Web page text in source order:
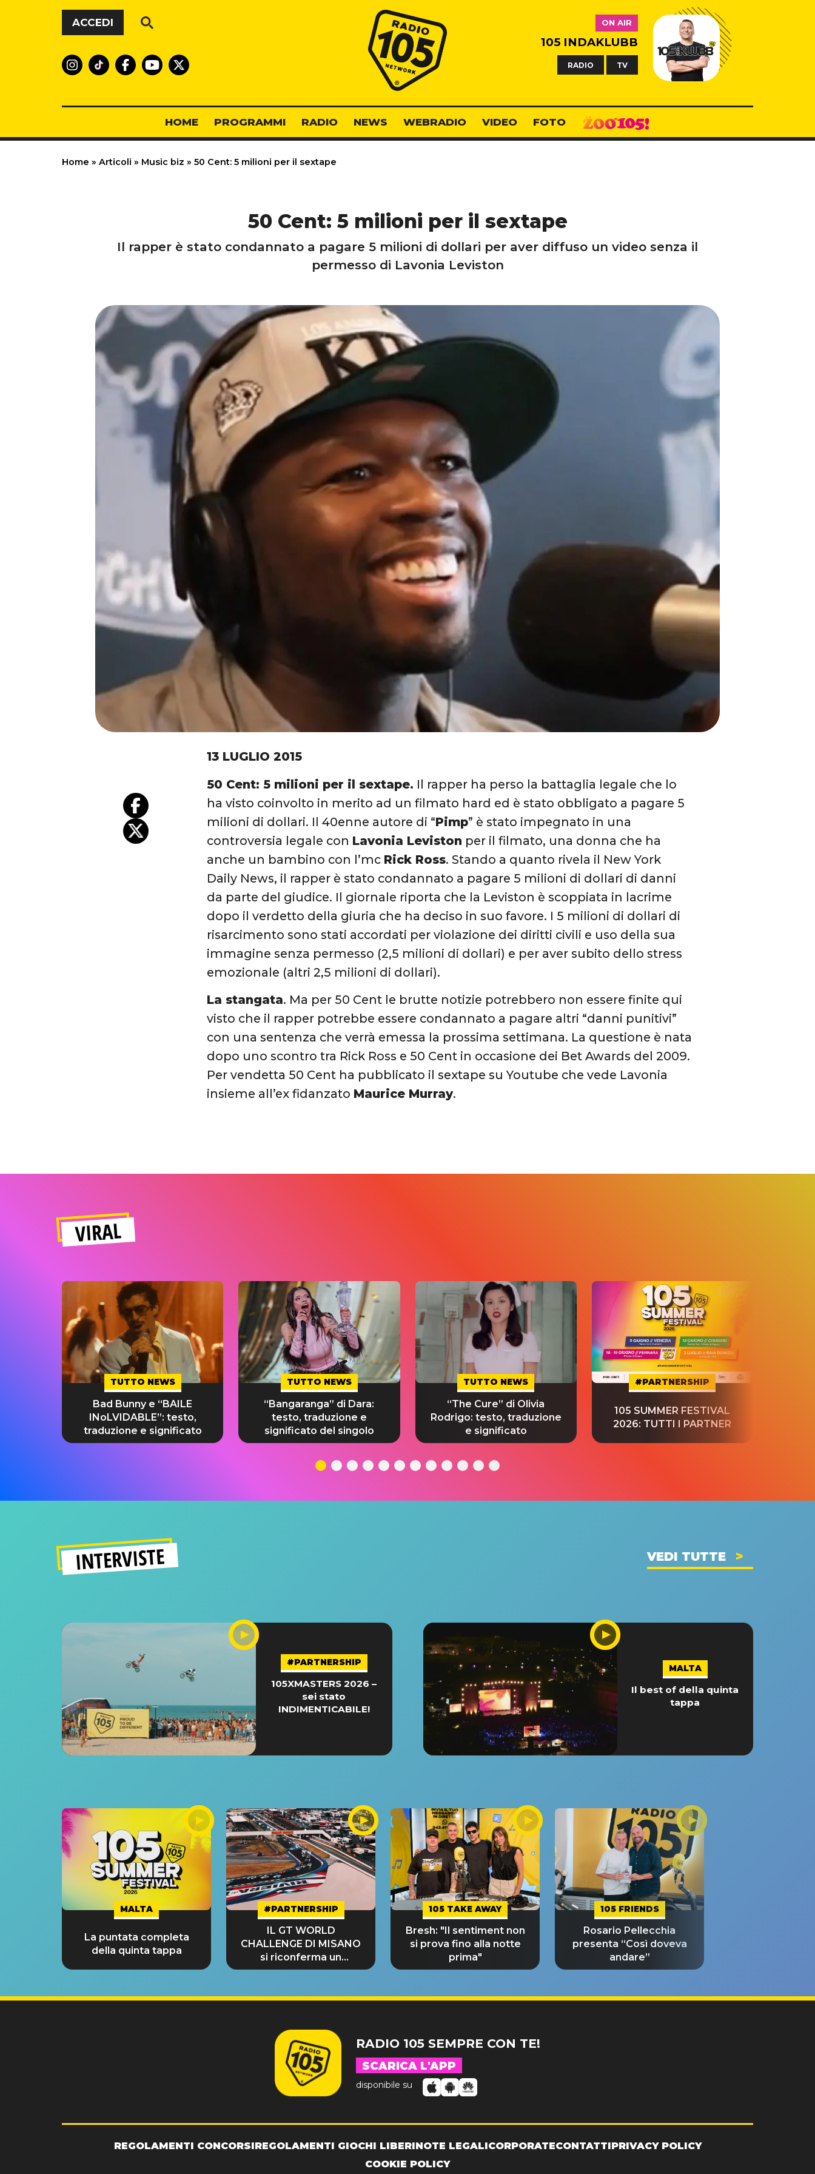
Vai al contenuto
ACCEDI
Radio 105
ON AIR
105 INDAKLUBB
RADIO TV
HOME PROGRAMMI RADIO NEWS WEBRADIO VIDEO FOTO
Home » Articoli » Music biz » 50 Cent: 5 milioni per il sextape
50 Cent: 5 milioni per il sextape
Il rapper è stato condannato a pagare 5 milioni di dollari per aver diffuso un video senza il
permesso di Lavonia Leviston
13 LUGLIO 2015
50 Cent: 5 milioni per il sextape. Il rapper ha perso la battaglia legale che lo
ha visto coinvolto in merito ad un filmato hard ed è stato obbligato a pagare 5
milioni di dollari. Il 40enne autore di “Pimp” è stato impegnato in una
controversia legale con Lavonia Leviston per il filmato, una donna che ha
anche un bambino con l’mc Rick Ross. Stando a quanto rivela il New York
Daily News, il rapper è stato condannato a pagare 5 milioni di dollari di danni
da parte del giudice. Il giornale riporta che la Leviston è scoppiata in lacrime
dopo il verdetto della giuria che ha deciso in suo favore. I 5 milioni di dollari di
risarcimento sono stati accordati per violazione dei diritti civili e uso della sua
immagine senza permesso (2,5 milioni di dollari) e per aver subito dello stress
emozionale (altri 2,5 milioni di dollari).
La stangata. Ma per 50 Cent le brutte notizie potrebbero non essere finite qui
visto che il rapper potrebbe essere condannato a pagare altri “danni punitivi”
con una sentenza che verrà emessa la prossima settimana. La questione è nata
dopo uno scontro tra Rick Ross e 50 Cent in occasione dei Bet Awards del 2009.
Per vendetta 50 Cent ha pubblicato il sextape su Youtube che vede Lavonia
insieme all’ex fidanzato Maurice Murray.
VIRAL
TUTTO NEWS
Bad Bunny e “BAILE
INoLVIDABLE”: testo,
traduzione e significato
TUTTO NEWS
“Bangaranga” di Dara:
testo, traduzione e
significato del singolo
TUTTO NEWS
“The Cure” di Olivia
Rodrigo: testo, traduzione
e significato
#PARTNERSHIP
105 SUMMER FESTIVAL
2026: TUTTI I PARTNER
INTERVISTE VEDI TUTTE
#PARTNERSHIP
105XMASTERS 2026 –
sei stato
INDIMENTICABILE!
MALTA
Il best of della quinta
tappa
MALTA
La puntata completa
della quinta tappa
#PARTNERSHIP
IL GT WORLD
CHALLENGE DI MISANO
si riconferma un
GRANDE SUCCESSO!
105 TAKE AWAY
Bresh: "Il sentiment non
si prova fino alla notte
prima"
105 FRIENDS
Rosario Pellecchia
presenta “Così doveva
andare”
RADIO 105 SEMPRE CON TE!
SCARICA L'APP
disponibile su
REGOLAMENTI CONCORSIREGOLAMENTI GIOCHI LIBERINOTE LEGALICORPORATECONTATTIPRIVACY POLICY
COOKIE POLICY